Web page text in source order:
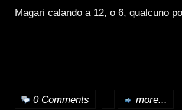
Magari calando a 12, o 6, qualcuno
0 Comments more...